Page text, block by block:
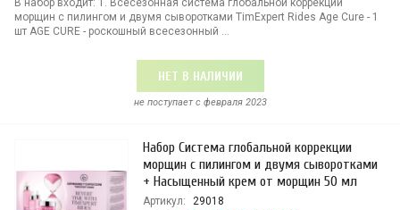
В набор входит: 1. Всесезонная система глобальной коррекции
морщин с пилингом и двумя сыворотками TimExpert Rides Age Cure - 1
шт AGE CURE - роскошный всесезонный ...
НЕТ В НАЛИЧИИ
не поступает c февраля 2023
Набор Система глобальной коррекции
морщин с пилингом и двумя сыворотками
+ Насыщенный крем от морщин 50 мл
Артикул:
29018